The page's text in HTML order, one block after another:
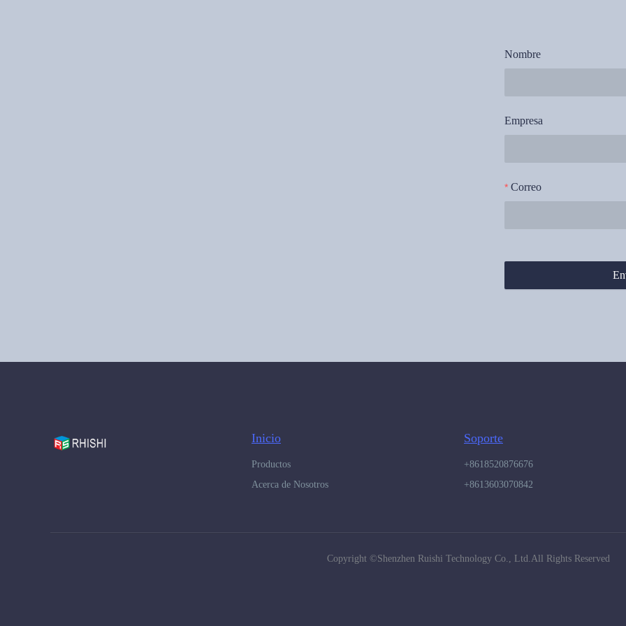
Nombre
Empresa
Correo
Inicio
Productos
Acerca de Nosotros
Soporte
+8618520876676
+8613603070842
Copyright ©️Shenzhen Ruishi Technology Co., Ltd.All Rights Reserved